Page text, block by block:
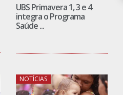
UBS Primavera 1, 3 e 4
integra o Programa
Saúde ...
NOTÍCIAS